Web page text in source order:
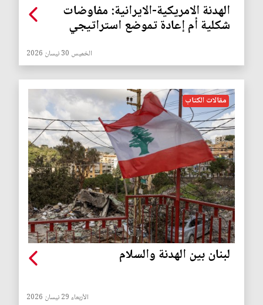
الهدنة الامريكية-الايرانية: مفاوضات
شكلية أم إعادة تموضع استراتيجي
الخميس 30 نيسان 2026
مقالات الكتاب
لبنان بين الهدنة والسلام
الأربعاء 29 نيسان 2026